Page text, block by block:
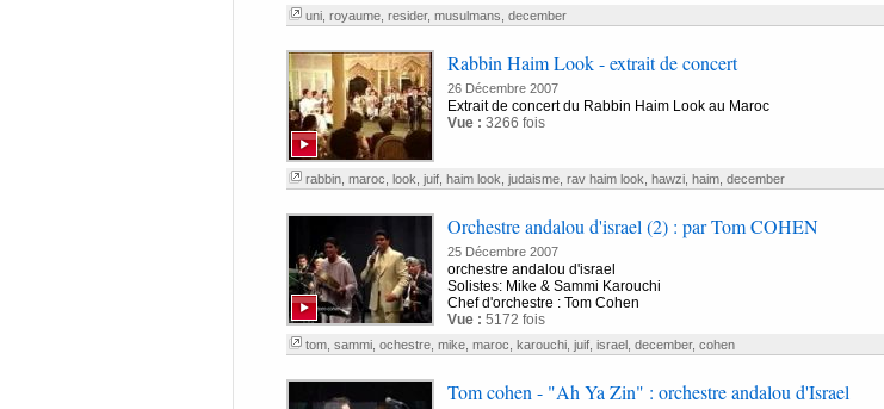
uni, royaume, resider, musulmans december
Rabbin Haim Look - extrait de concert
26 Décembre 2007
Extrait de concert du Rabbin Haim Look au Maroc
Vue : 3266 fois
rabbin, maroc look juif, haim look judaisme, rav haim look hawzi, haim, december
Orchestre andalou d'israel (2) : par Tom COHEN
25 Décembre 2007
orchestre andalou d'israel
Solistes: Mike & Sammi Karouchi
Chef d'orchestre : Tom Cohen
Vue : 5172 fois
tom, sammi, ochestre, mike, maroc karouchi, juif, israel, december, cohen
Tom cohen - "Ah Ya Zin" : orchestre andalou d'Israel